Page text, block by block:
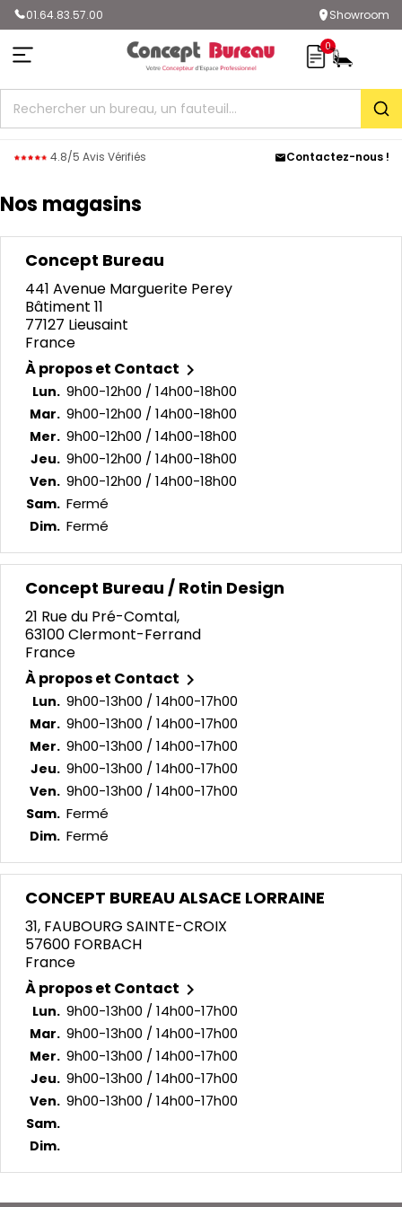
01.64.83.57.00 Showroom
0
4.8/5 Avis Vérifiés Contactez-nous !
Nos magasins
Concept Bureau
441 Avenue Marguerite Perey
Bâtiment 11
77127 Lieusaint
France
À propos et Contact 
Lun. 9h00-12h00 / 14h00-18h00
Mar. 9h00-12h00 / 14h00-18h00
Mer. 9h00-12h00 / 14h00-18h00
Jeu. 9h00-12h00 / 14h00-18h00
Ven. 9h00-12h00 / 14h00-18h00
Sam. Fermé
Dim. Fermé
Concept Bureau / Rotin Design
21 Rue du Pré-Comtal,
63100 Clermont-Ferrand
France
À propos et Contact 
Lun. 9h00-13h00 / 14h00-17h00
Mar. 9h00-13h00 / 14h00-17h00
Mer. 9h00-13h00 / 14h00-17h00
Jeu. 9h00-13h00 / 14h00-17h00
Ven. 9h00-13h00 / 14h00-17h00
Sam. Fermé
Dim. Fermé
CONCEPT BUREAU ALSACE LORRAINE
31, FAUBOURG SAINTE-CROIX
57600 FORBACH
France
À propos et Contact 
Lun. 9h00-13h00 / 14h00-17h00
Mar. 9h00-13h00 / 14h00-17h00
Mer. 9h00-13h00 / 14h00-17h00
Jeu. 9h00-13h00 / 14h00-17h00
Ven. 9h00-13h00 / 14h00-17h00
Sam.
Dim.